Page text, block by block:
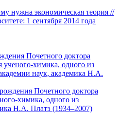
нужна экономическая теория //
1 сентября 2014 года
Почетного доктора
химика, одного из
Н.А. Платэ (1934–2007)